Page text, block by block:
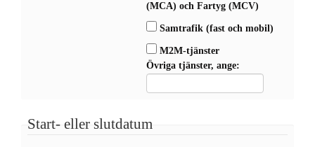
(MCA) och Fartyg (MCV)
Samtrafik (fast och mobil)
M2M-tjänster
Övriga tjänster, ange:
Start- eller slutdatum